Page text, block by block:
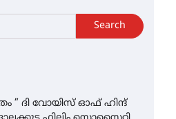
Search
” ദി വോയിസ് ഓഫ് ഹിന്ദ്